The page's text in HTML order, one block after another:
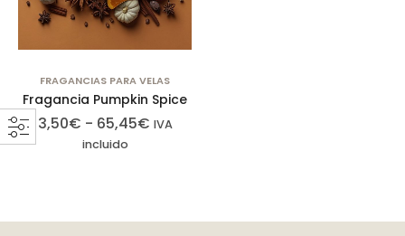
FRAGANCIAS PARA VELAS
Fragancia Pumpkin Spice
3,50€ - 65,45€ IVA
incluido